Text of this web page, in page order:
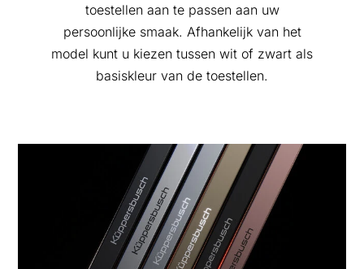
toestellen aan te passen aan uw
persoonlijke smaak. Afhankelijk van het
model kunt u kiezen tussen wit of zwart als
basiskleur van de toestellen.